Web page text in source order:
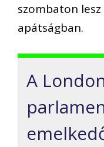
szombaton
apátságban.
A